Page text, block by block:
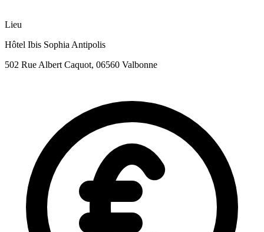
Lieu
Hôtel Ibis Sophia Antipolis
502 Rue Albert Caquot, 06560 Valbonne